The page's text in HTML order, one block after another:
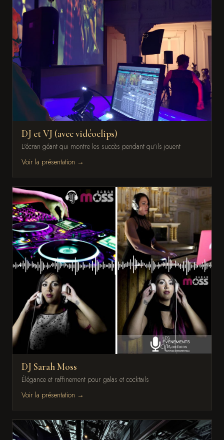
DJ et VJ (avec vidéoclips)
L'écran géant qui montre les succès pendant qu'ils jouent
Voir la présentation →
DJ Sarah Moss
Élégance et raffinement pour galas et cocktails
Voir la présentation →